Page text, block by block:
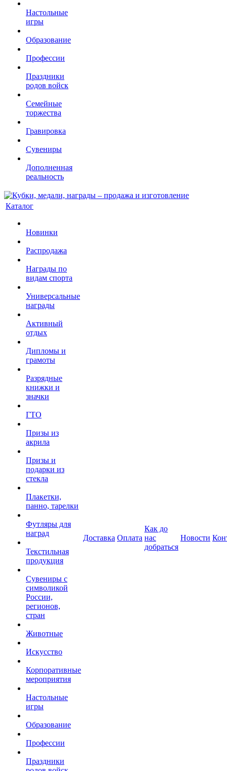
Настольные
игры
Образование
Профессии
Праздники
родов войск
Семейные
торжества
Гравировка
Сувениры
Дополненная
реальность
Каталог
Новинки
Распродажа
Награды по
видам спорта
Универсальные
награды
Активный
отдых
Дипломы и
грамоты
Разрядные
книжки и
значки
ГТО
Призы из
акрила
Призы и
подарки из
стекла
Плакетки,
панно, тарелки
Футляры для
наград
Текстильная
продукция
Сувениры с
символикой
России,
регионов,
стран
Животные
Искусство
Корпоративные
мероприятия
Настольные
игры
Образование
Профессии
Праздники
Доставка Оплата
Как до
нас
добраться
Новости